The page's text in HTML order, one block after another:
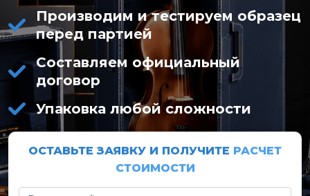
Производим и тестируем образец
перед партией
Составляем официальный
договор
Упаковка любой сложности
ОСТАВЬТЕ ЗАЯВКУ И ПОЛУЧИТЕ РАСЧЕТ
СТОИМОСТИ